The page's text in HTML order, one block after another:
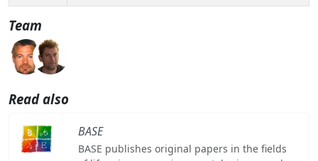
Team
Read also
BASE
BASE publishes original papers in the fields